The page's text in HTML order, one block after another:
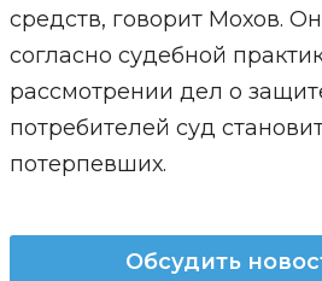
средств, говорит Мохов.
согласно судебной
рассмотрении дел о
потребителей суд
потерпевших.
Обсудить